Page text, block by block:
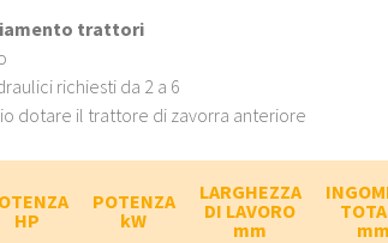
trattori
richiesti da 2 a 6
dotare il trattore di zavorra anteriore
HP
POTENZA
kW
LARGHEZZA
DI LAVORO
mm
mm